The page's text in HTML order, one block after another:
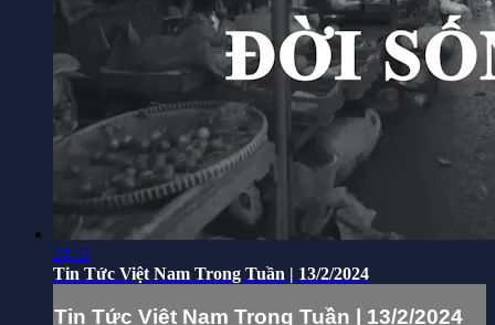
24:11
Tin Tức Việt Nam Trong Tuần | 13/2/2024
Tin Tức Việt Nam Trong Tuần | 13/2/2024